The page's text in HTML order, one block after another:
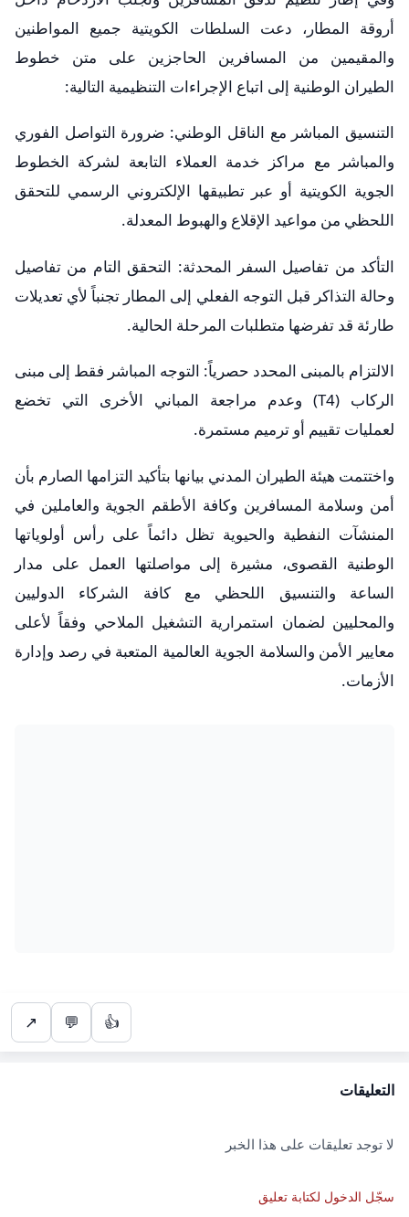
أروقة المطار، دعت السلطات الكويتية جميع المواطنين
والمقيمين من المسافرين الحاجزين على متن خطوط
الطيران الوطنية إلى اتباع الإجراءات التنظيمية التالية:
​التنسيق المباشر مع الناقل الوطني: ضرورة التواصل الفوري
والمباشر مع مراكز خدمة العملاء التابعة لشركة الخطوط
الجوية الكويتية أو عبر تطبيقها الإلكتروني الرسمي للتحقق
اللحظي من مواعيد الإقلاع والهبوط المعدلة.
​التأكد من تفاصيل السفر المحدثة: التحقق التام من تفاصيل
وحالة التذاكر قبل التوجه الفعلي إلى المطار تجنباً لأي تعديلات
طارئة قد تفرضها متطلبات المرحلة الحالية.
​الالتزام بالمبنى المحدد حصرياً: التوجه المباشر فقط إلى مبنى
الركاب (T4) وعدم مراجعة المباني الأخرى التي تخضع
لعمليات تقييم أو ترميم مستمرة.
​واختتمت هيئة الطيران المدني بيانها بتأكيد التزامها الصارم بأن
أمن وسلامة المسافرين وكافة الأطقم الجوية والعاملين في
المنشآت النفطية والحيوية تظل دائماً على رأس أولوياتها
الوطنية القصوى، مشيرة إلى مواصلتها العمل على مدار
الساعة والتنسيق اللحظي مع كافة الشركاء الدوليين
والمحليين لضمان استمرارية التشغيل الملاحي وفقاً لأعلى
معايير الأمن والسلامة الجوية العالمية المتعبة في رصد وإدارة
الأزمات.
👍
💬
↗
التعليقات
لا توجد تعليقات على هذا الخبر
سجّل الدخول لكتابة تعليق